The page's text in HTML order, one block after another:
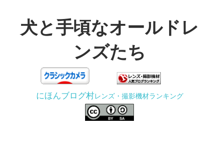
テ犬と手頃なオールドレ
ンズたち
にほんブログ村レンズ・撮影機材ランキング